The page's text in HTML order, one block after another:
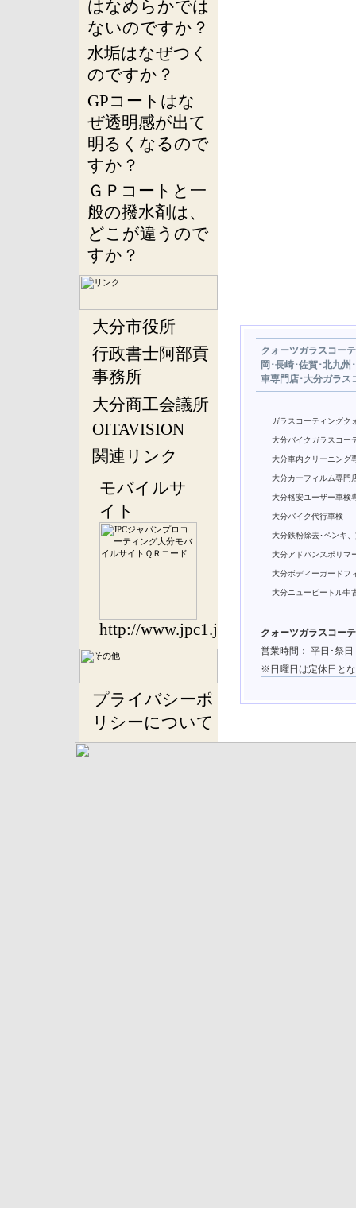
はなめらかでは
ないのですか？
水垢はなぜつく
のですか？
GPコートはな
ぜ透明感が出て
明るくなるので
すか？
ＧＰコートと一
般の撥水剤は、
どこが違うので
すか？
大分市役所
行政書士阿部貢
事務所
大分商工会議所
OITAVISION
関連リンク
モバイルサ
イト
http://www.jpc1.jp/m.swf
プライバシーポ
リシーについて
クォーツガラスコー
岡･長崎･佐賀･北九
車専門店･大分ガラス
ガラスコーティングク
大分バイクガラスコー
大分車内クリーニング
大分カーフィルム専門
大分格安ユーザー車検
大分バイク代行車検
大分鉄粉除去･ペンキ
大分アドバンスポリマ
大分ボディーガードフ
大分ニュービートル中
クォーツガラスコー
営業時間： 平日･祭日
※日曜日は定休日と